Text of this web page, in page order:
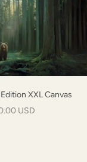
XXL Canvas
venteUSD